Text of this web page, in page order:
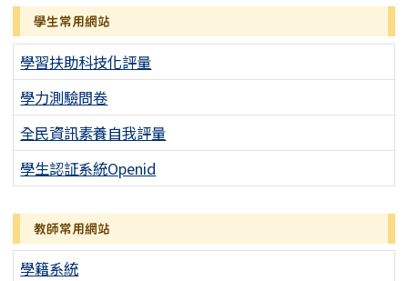
學生常用網站
學習扶助科技化評量
學力測驗問卷
全民資訊素養自我評量
學生認証系統Openid
教師常用網站
學籍系統